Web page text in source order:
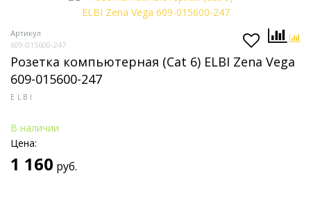
Артикул
609-015600-247
Розетка компьютерная (Cat 6) ELBI Zena Vega
609-015600-247
ELBI
В наличии
Цена:
1 160 руб.